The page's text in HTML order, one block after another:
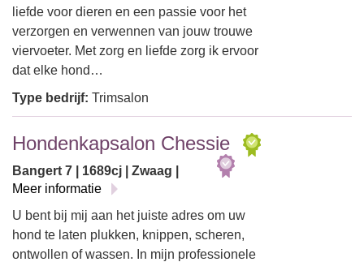
liefde voor dieren en een passie voor het
verzorgen en verwennen van jouw trouwe
viervoeter. Met zorg en liefde zorg ik ervoor
dat elke hond…
Type bedrijf: Trimsalon
Hondenkapsalon Chessie
Bangert 7 | 1689cj | Zwaag |
Meer informatie
U bent bij mij aan het juiste adres om uw
hond te laten plukken, knippen, scheren,
ontwollen of wassen. In mijn professionele